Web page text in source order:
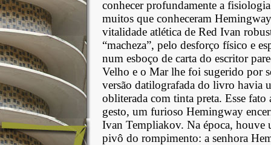
conhecer profundamente a
muitos que conheceram
vitalidade atlética de Red Ivan
“macheza”, pelo desforço físico e
num esboço de carta do escritor
Velho e o Mar lhe foi sugerido por
versão datilografada do livro havia
obliterada com tinta preta. Esse fato
gesto, um furioso Hemingway
Ivan Templiakov. Na época, houve
pivô do rompimento: a senhora